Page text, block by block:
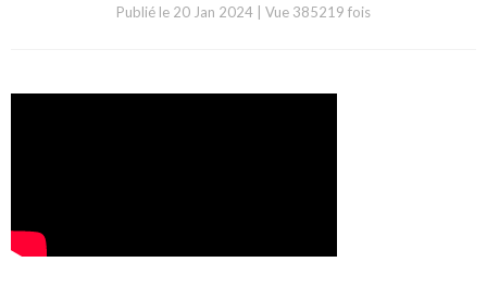
Publié le 20 Jan 2024 Vue 385219 fois